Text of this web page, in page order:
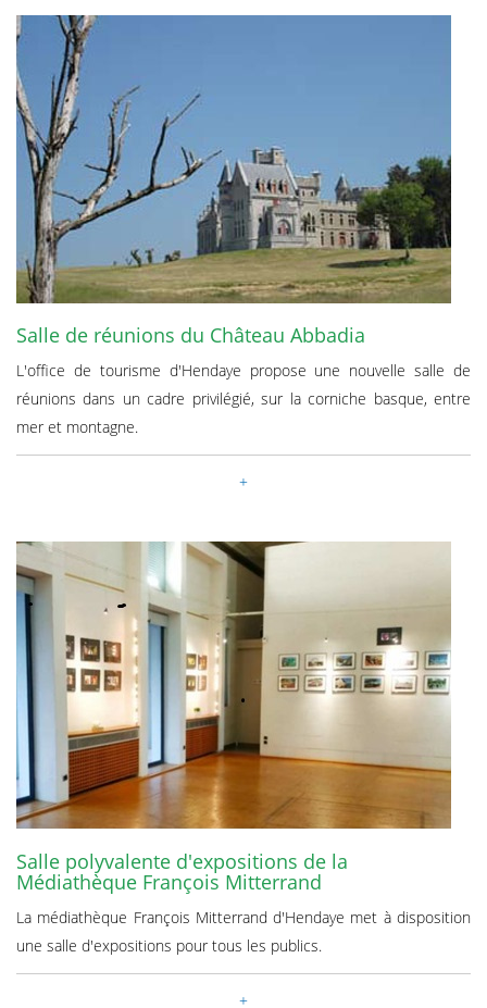
Salle de réunions du Château Abbadia
L'office de tourisme d'Hendaye propose une nouvelle salle de
réunions dans un cadre privilégié, sur la corniche basque, entre
mer et montagne.
Salle polyvalente d'expositions de la
Médiathèque François Mitterrand
La médiathèque François Mitterrand d'Hendaye met à disposition
une salle d'expositions pour tous les publics.